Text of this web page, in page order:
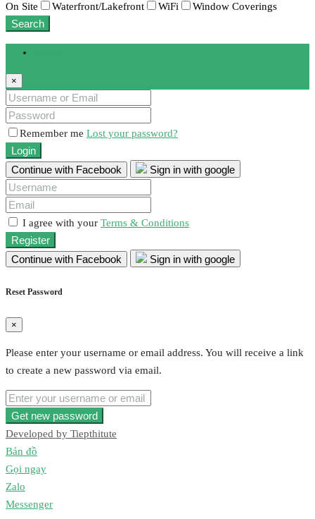
On Site
Waterfront/Lakefront WiFi Window Coverings
Search
×
Remember me Lost your password?
Login
Continue with Facebook
Sign in with google
I agree with your Terms & Conditions
Register
Continue with Facebook
Sign in with google
Reset Password
×
Please enter your username or email address. You will receive a link
to create a new password via email.
Get new password
Developed by Tiepthitute
Bản đồ
Gọi ngay
Zalo
Messenger